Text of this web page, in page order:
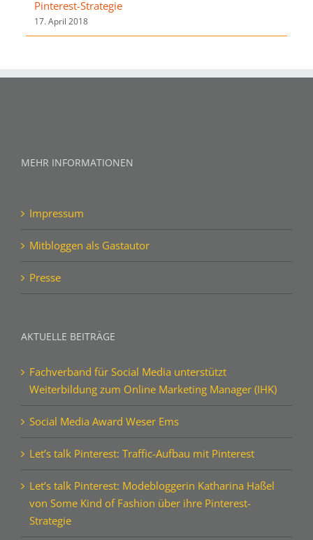
Pinterest-Strategie
17. April 2018
MEHR INFORMATIONEN
Impressum
Mitbloggen als Gastautor
Presse
AKTUELLE BEITRÄGE
Fachverband für Social Media unterstützt
Weiterbildung zum Online Marketing Manager (IHK)
Social Media Award Weser Ems
Let’s talk Pinterest: Traffic-Aufbau mit Pinterest
Let’s talk Pinterest: Modebloggerin Katharina Haßel
von Some Kind of Fashion über ihre Pinterest-
Strategie